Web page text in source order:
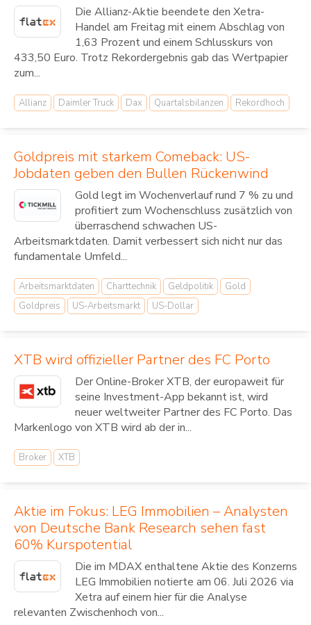
Die Allianz-Aktie beendete den Xetra-
Handel am Freitag mit einem Abschlag von
1,63 Prozent und einem Schlusskurs von
433,50 Euro. Trotz Rekordergebnis gab das Wertpapier
zum...
Allianz Daimler Truck Dax Quartalsbilanzen Rekordhoch
Goldpreis mit starkem Comeback: US-
Jobdaten geben den Bullen Rückenwind
Gold legt im Wochenverlauf rund 7 % zu und
profitiert zum Wochenschluss zusätzlich von
überraschend schwachen US-
Arbeitsmarktdaten. Damit verbessert sich nicht nur das
fundamentale Umfeld...
Arbeitsmarktdaten Charttechnik Geldpolitik
Gold
Goldpreis
US-Arbeitsmarkt US-Dollar
XTB wird offizieller Partner des FC Porto
Der Online-Broker XTB, der europaweit für
seine Investment-App bekannt ist, wird
neuer weltweiter Partner des FC Porto. Das
Markenlogo von XTB wird ab der in...
Broker XTB
Aktie im Fokus: LEG Immobilien – Analysten
von Deutsche Bank Research sehen fast
60% Kurspotential
Die im MDAX enthaltene Aktie des Konzerns
LEG Immobilien notierte am 06. Juli 2026 via
Xetra auf einem hier für die Analyse
relevanten Zwischenhoch von...